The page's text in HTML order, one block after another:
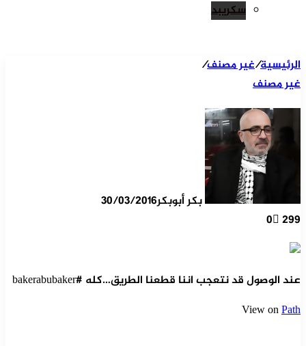
سكريبد
الرئيسية/غير مصنف/
غير مصنف
بكر أبوبكر30/03/2016
0 299
عند الوصول قد نتعجب اننا قطعنا الطريق…كله #bakerabubaker
View onPath